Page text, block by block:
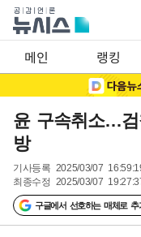
메인 랭킹
윤 구속취소…
방
기사등록 2025/03/07
최종수정 2025/03/07
구글에서 선호하는 매체로 추